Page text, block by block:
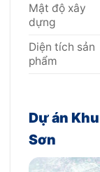
Mật độ xây
dựng
Diện tích sản
phẩm
Dự án
Sơn